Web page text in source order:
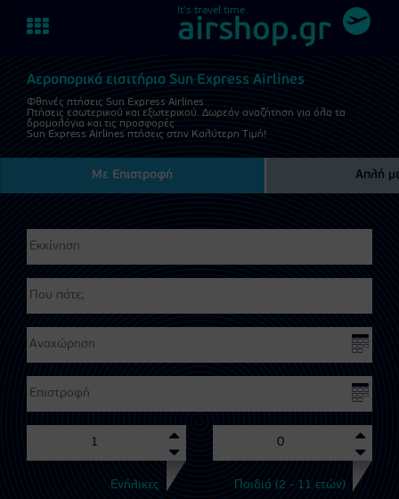
Toggle
navigation
airshop.gr
It's travel time.
Αεροπορικά εισιτήρια Sun Express Airlines
Φθηνές πτήσεις Sun Express Airlines
Πτήσεις εσωτερικού και εξωτερικού. Δωρεάν αναζήτηση για όλα τα
δρομολόγια και τις προσφορές
Sun Express Airlines πτήσεις στην Καλύτερη Τιμή!
Με Επιστροφή Απλή
Ενήλικες Παιδιά (2 - 11 ετών)